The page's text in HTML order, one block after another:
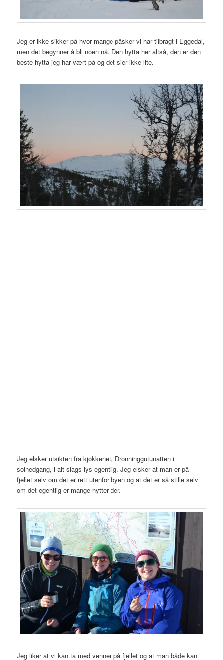
Jeg er ikke sikker på hvor mange påsker vi har tilbragt i Eggedal,
men det begynner å bli noen nå. Den hytta her altså, den er den
beste hytta jeg har vært på og det sier ikke lite.
Jeg elsker utsikten fra kjøkkenet, Dronninggutunatten i
solnedgang, i alt slags lys egentlig. Jeg elsker at man er på
fjellet selv om det er rett utenfor byen og at det er så stille selv
om det egentlig er mange hytter der.
Jeg liker at vi kan ta med venner på fjellet og at man både kan